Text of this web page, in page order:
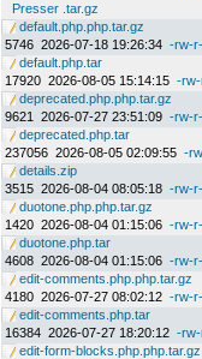
Presser .tar.gz
default.php.php.tar.gz
5746 2026-07-18 19:26:34 -rw-
default.php.tar
17920 2026-08-05 15:14:15 -
deprecated.php.php.tar.gz
9621
2026-07-27 23:51:09 -rw-
deprecated.php.tar
237056 2026-08-05 02:09:55 -
details.zip
3515 2026-08-04 08:05:18 -rw-
duotone.php.php.tar.gz
1420 2026-08-04 01:15:06 -rw-
duotone.php.tar
4608 2026-08-04 01:15:06 -rw-
edit-comments.php.php.tar.gz
4180 2026-07-27 08:02:12 -rw-
edit-comments.php.tar
16384 2026-07-27 18:20:12 -
edit-form-blocks.php.php.tar.gz